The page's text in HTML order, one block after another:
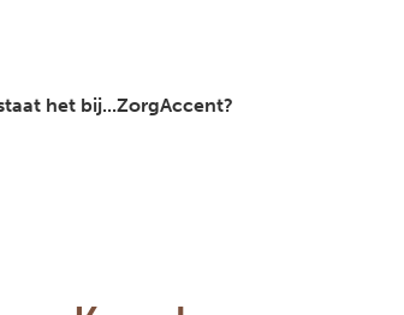
het bij...ZorgAccent?